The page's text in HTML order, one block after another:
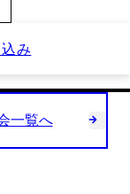
み
一覧へ